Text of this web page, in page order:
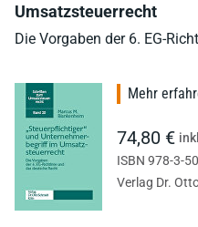
Umsatzsteuerrecht
Die Vorgaben der 6. EG-
Mehr
74,80 €
ISBN 978-3-
Verlag Dr.